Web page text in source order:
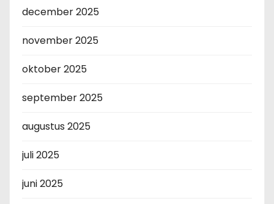
december 2025
november 2025
oktober 2025
september 2025
augustus 2025
juli 2025
juni 2025